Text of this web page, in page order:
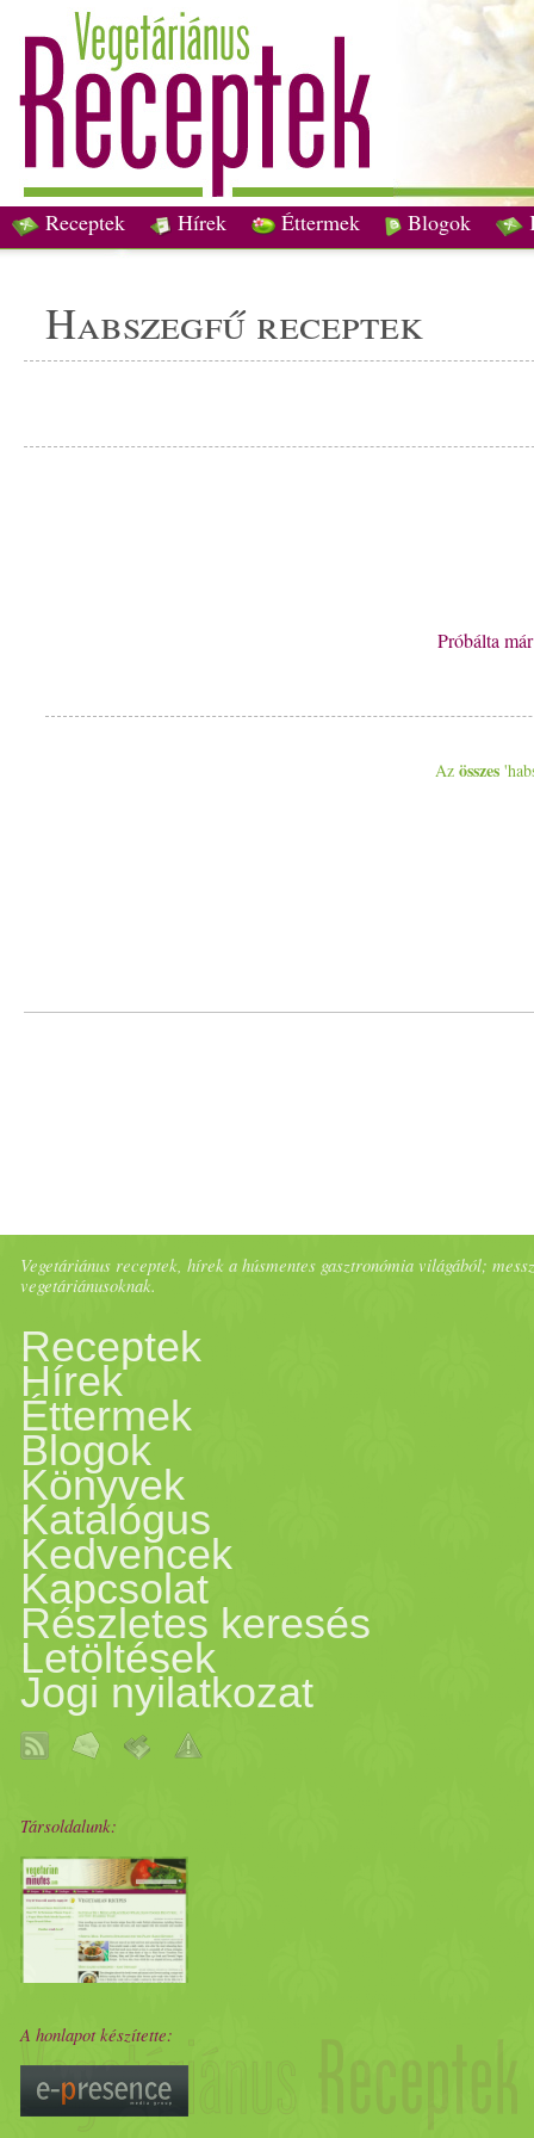
Receptek Hírek Éttermek Blogok
habszegfű receptek
Próbálta
Az összes
Vegetáriánus receptek, hírek a húsmentes gasztronómia világából;
vegetáriánusoknak.
Receptek
Hírek
Éttermek
Blogok
Könyvek
Katalógus
Kedvencek
Kapcsolat
Részletes keresés
Letöltések
Jogi nyilatkozat
Társoldalunk:
A honlapot készítette: